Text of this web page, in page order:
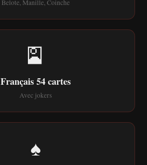
Belote, Manille, Coinche
🎴
Français 54 cartes
Avec jokers
♠️